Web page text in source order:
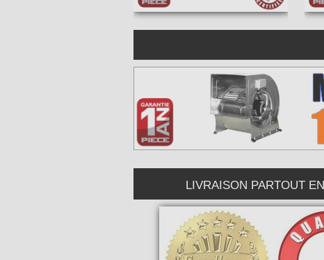
LIVRAISON PARTOUT